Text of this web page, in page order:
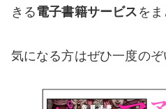
きる電子書籍サービスをま
気になる方はぜひ一度のぞ